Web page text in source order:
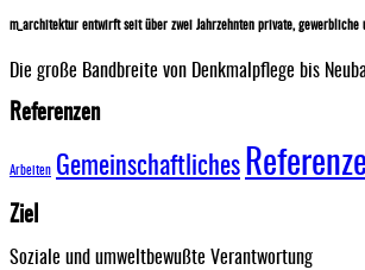
m_architektur entwirft seit über zwei Jahrzehnten private,
Die große Bandbreite von Denkmalpflege bis
Referenzen
Arbeiten Gemeinschaftliches
Ziel
Soziale und umweltbewußte Verantwortung